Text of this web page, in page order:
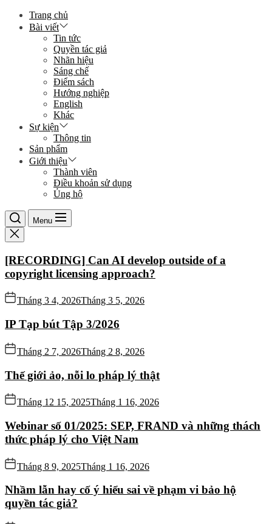
Skip
Trang chủ
Bài viết
Tin tức
Quyền tác giả
Nhãn hiệu
Sáng chế
Điểm sách
Hướng nghiệp
English
Khác
Sự kiện
Thông tin
Sản phẩm
Giới thiệu
Thành viên
Điều khoản sử dụng
Ủng hộ
Menu
[RECORDING] Can AI develop outside of a
copyright licensing approach?
Tháng 3 4, 2026Tháng 3 5, 2026
IP Tạp bút Tập 3/2026
Tháng 2 7, 2026Tháng 2 8, 2026
Thế giới ảo, nỗi lo pháp lý thật
Tháng 12 15, 2025Tháng 1 16, 2026
Webinar số 01/2025: SEP, FRAND và những thách
thức pháp lý cho Việt Nam
Tháng 8 9, 2025Tháng 1 16, 2026
Nhầm lẫn hay cố ý hiểu sai về phạm vi bảo hộ
quyền tác giả?